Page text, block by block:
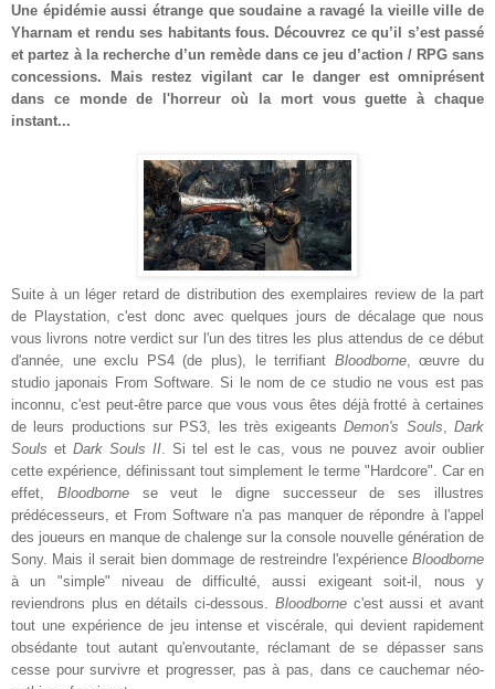
Une épidémie aussi étrange que soudaine a ravagé la vieille ville de
Yharnam et rendu ses habitants fous. Découvrez ce qu’il s’est passé
et partez à la recherche d’un remède dans ce jeu d’action / RPG sans
concessions. Mais restez vigilant car le danger est omniprésent
dans ce monde de l'horreur où la mort vous guette à chaque
instant...
Suite à un léger retard de distribution des exemplaires review de la part
de Playstation, c'est donc avec quelques jours de décalage que nous
vous livrons notre verdict sur l'un des titres les plus attendus de ce début
d'année, une exclu PS4 (de plus), le terrifiant Bloodborne, œuvre du
studio japonais From Software. Si le nom de ce studio ne vous est pas
inconnu, c'est peut-être parce que vous vous êtes déjà frotté à certaines
de leurs productions sur PS3, les très exigeantsDemon's Souls ,Dark
Souls et Dark Souls II. Si tel est le cas, vous ne pouvez avoir oublier
cette expérience, définissant tout simplement le terme "Hardcore". Car en
effet, Bloodbornese veut le digne successeur de ses illustres
prédécesseurs, et From Software n'a pas manquer de répondre à l'appel
des joueurs en manque de chalenge sur la console nouvelle génération de
Sony. Mais il serait bien dommage de restreindre l'expérience Bloodborne
à un "simple" niveau de difficulté, aussi exigeant soit-il, nous y
reviendrons plus en détails ci-dessous. Bloodbornec'est aussi et avant
tout une expérience de jeu intense et viscérale, qui devient rapidement
obsédante tout autant qu'envoutante, réclamant de se dépasser sans
cesse pour survivre et progresser, pas à pas, dans ce cauchemar néo-